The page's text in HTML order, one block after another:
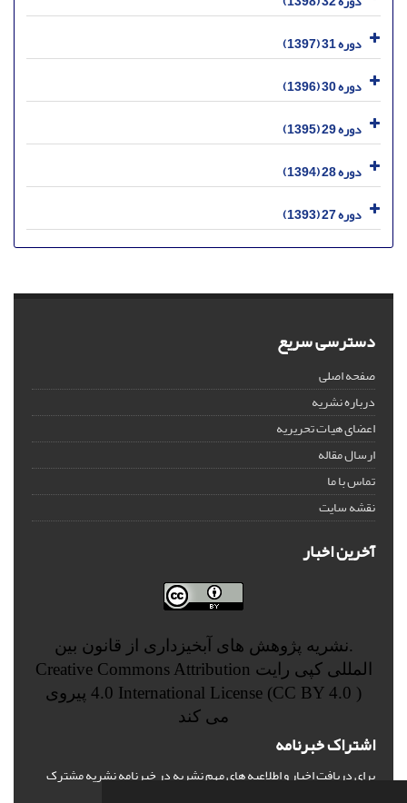
دوره 31 (1397)
دوره 30 (1396)
دوره 29 (1395)
دوره 28 (1394)
دوره 27 (1393)
دسترسی سریع
صفحه اصلی
درباره نشریه
اعضای هیات تحریریه
ارسال مقاله
تماس با ما
نقشه سایت
آخرین اخبار
.نشریه پژوهش های آبخیزداری از قانون بین
المللی کپی رایت Creative Commons Attribution
4.0 International License (CC BY 4.0 ) پیروی
می کند
اشتراک خبرنامه
برای دریافت اخبار و اطلاعیه های مهم نشریه در خبرنامه نشریه مشترک